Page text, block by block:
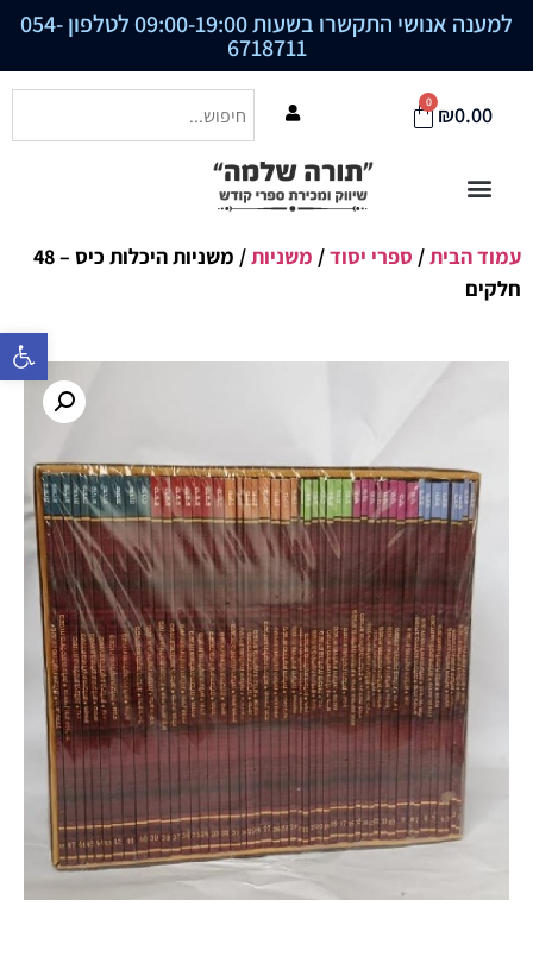
פתח סרגל
למענה אנושי התקשרו בשעות 09:00-19:00 לטלפון 054-
6718711
₪0.00
0
עמוד הבית/ ספרי יסוד/ משניות
/ משניות היכלות כיס – 48
חלקים